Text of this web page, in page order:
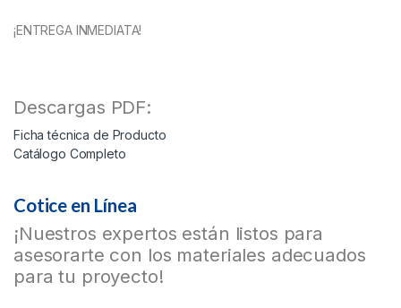
¡ENTREGA INMEDIATA!
Descargas PDF:
Ficha técnica de Producto
Catálogo Completo
Cotice en Línea
¡Nuestros expertos están listos para
asesorarte con los materiales adecuados
para tu proyecto!